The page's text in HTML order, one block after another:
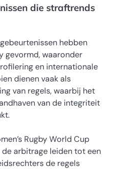
die straftrends
hebben
gevormd, waaronder
en internationale
dienen vaak als
van regels, waarbij het
van de integriteit
Rugby World Cup
arbitrage leiden tot een
de regels